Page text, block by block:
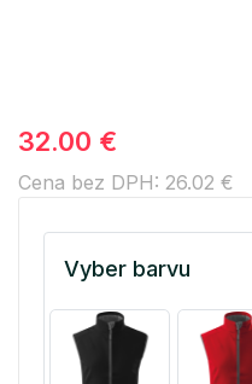
32.00 €
Cena bez DPH: 26.02 €
Vyber barvu